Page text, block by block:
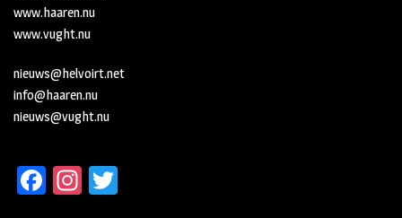
www.haaren.nu
www.vught.nu
nieuws@helvoirt.net
info@haaren.nu
nieuws@vught.nu
Fa In